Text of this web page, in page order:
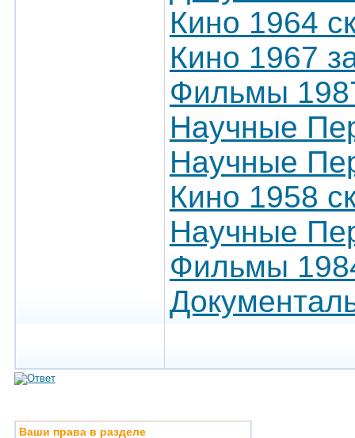
Кино 1964
Кино 1967
Фильмы
Научные
Научные
Кино 1958
Научные
Фильмы
Ваши права в разделе